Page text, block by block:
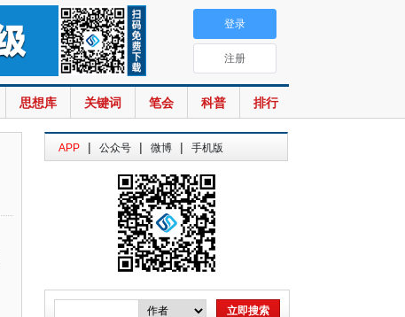
思想库 关键词 笔会 科普 排行
登录
注册
APP | 公众号 | 微博 | 手机版